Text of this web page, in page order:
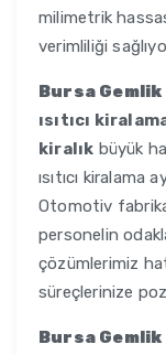
milimetrik
verimliliği
Bursa
ısıtıcı
kiralık büyük
ısıtıcı kiralama
Otomotiv
personelin
çözümlerimiz
süreçlerinize
Bursa